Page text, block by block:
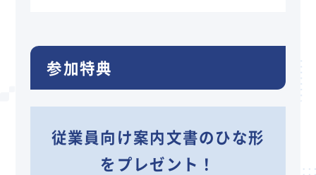
参加特典
従業員向け案内文書のひな形
をプレゼント！